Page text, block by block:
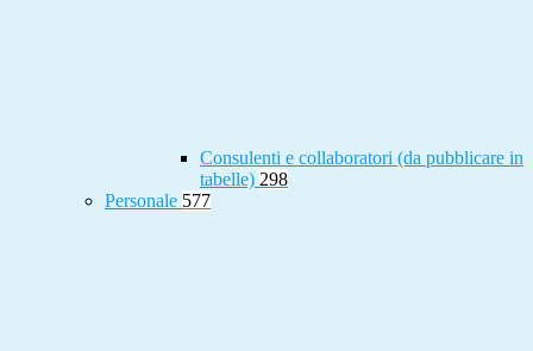
Consulenti e collaboratori (da pubblicare in
tabelle) 298
Personale 577